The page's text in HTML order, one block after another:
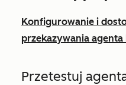
Konfigurowanie i
przekazywania
Przetestuj